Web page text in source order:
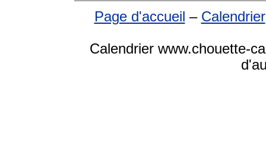
Page d'accueil – Calendrier
Calendrier www.chouette-